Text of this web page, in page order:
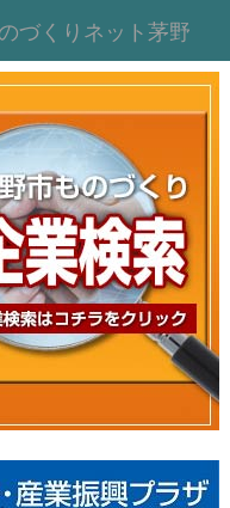
づくりネット茅野